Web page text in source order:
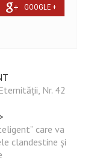
GOOGLE +
Nr. 42
care va
clandestine și